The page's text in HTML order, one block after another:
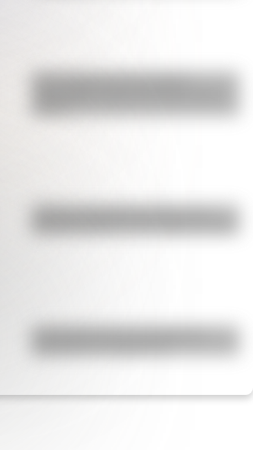
Una infografía descargable
¿Cómo era Buenos Aires en la
Década Infame?: las mejores fotos
La historia de los inmigrantes